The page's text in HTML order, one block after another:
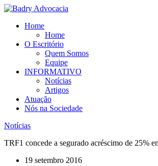
Ir
Home
Home
O Escritório
Quem Somos
Equipe
INFORMATIVO
Notícias
Artigos
Atuação
Nós na Sociedade
Notícias
TRF1 concede a segurado acréscimo de 25%
19 setembro 2016